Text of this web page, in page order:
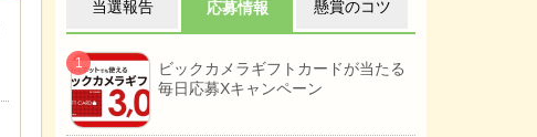
当選報告 応募情報 懸賞のコツ
ビックカメラギフトカードが当たる
毎日応募Xキャンペーン